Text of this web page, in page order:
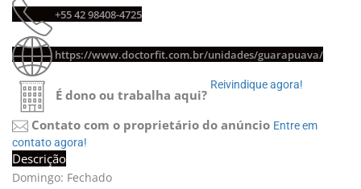
+55 42 98408-4725
https://www.doctorfit.com.br/unidades/guarapuava/
É dono ou trabalha aqui?
Reivindique agora!
Contato com o proprietário do anúncio Entre em
contato agora!
Descrição
Domingo: Fechado